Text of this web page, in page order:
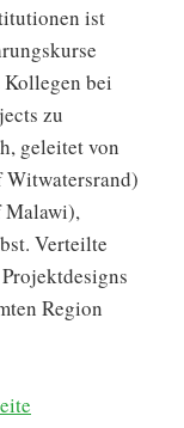
ist
bei
zu
geleitet von
Malawi),
Verteilte
Region